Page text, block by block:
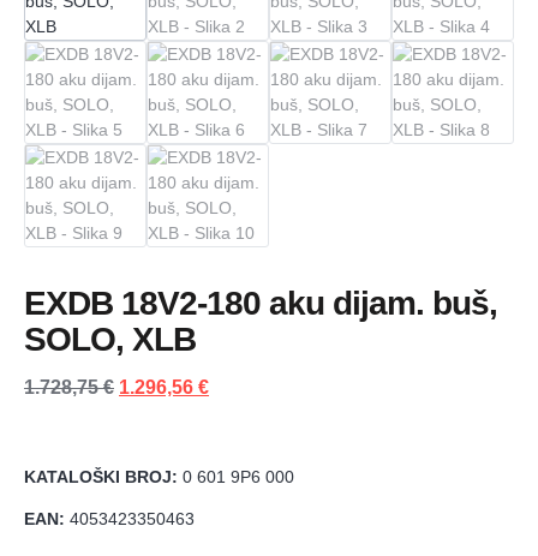
EXDB 18V2-180 aku dijam. buš,
SOLO, XLB
1.728,75€ 1.296,56 €
KATALOŠKI BROJ: 0 601 9P6 000
EAN: 4053423350463